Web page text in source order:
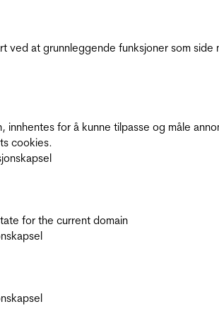
ved at grunnleggende funksjoner som
for å kunne tilpasse og måle
cookies.
for the current domain